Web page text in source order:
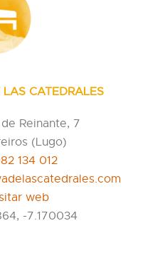
CATEDRALES
Reinante, 7
(Lugo)
134 012
web
-7.170034